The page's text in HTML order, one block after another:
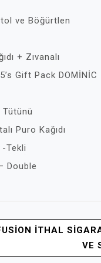
ve Böğürtlen
+ Zıvanalı
Gift Pack DOMİNİC
Puro Kağıdı
-Tekli
Double
İTHAL
VE